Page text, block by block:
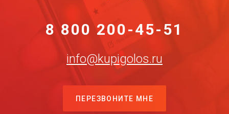
8 800 200-45-51
info@kupigolos.ru
ПЕРЕЗВОНИТЕ МНЕ